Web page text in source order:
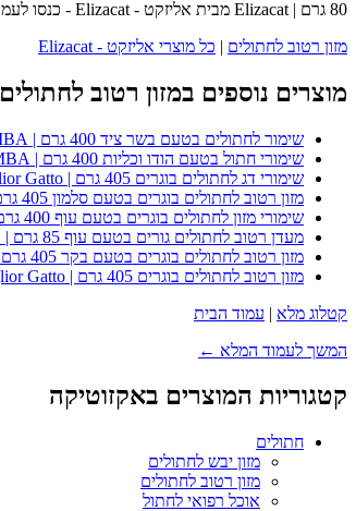
80 גרם | Elizacat מבית אליזקט - Elizacat - כנסו לעמוד המוצר המלא לפרטים נוספים, ביקורות לקוחות והזמנה.
מזון רטוב לחתולים | כל מוצרי אליזקט - Elizacat
מוצרים נוספים במזון רטוב לחתולים
שימור לחתולים בטעם בשר ציד 400 גרם | SIMBA
שימורי חתול בטעם הודו וכליות 400 גרם | SIMBA
שימורי דג לחתולים בוגרים 405 גרם | Miglior Gatto
מזון רטוב לחתולים בוגרים בטעם סלמון 405 גרם | Miglior Gatto
שימורי מזון לחתולים בוגרים בטעם עוף 400 גרם | MOUSTACHE
מעדן רטוב לחתולים גורים בטעם עוף 85 גרם | Whiskas Kitten Chicken 85G
מזון רטוב לחתולים בוגרים בטעם בקר 405 גרם | Miglior Gatto Beef Chunks
מזון רטוב לחתולים בוגרים 405 גרם | Miglior Gatto
קטלוג מלא | עמוד הבית
המשך לעמוד המלא ←
קטגוריות המוצרים באקזוטיקה
חתולים
מזון יבש לחתולים
מזון רטוב לחתולים
אוכל רפואי לחתול